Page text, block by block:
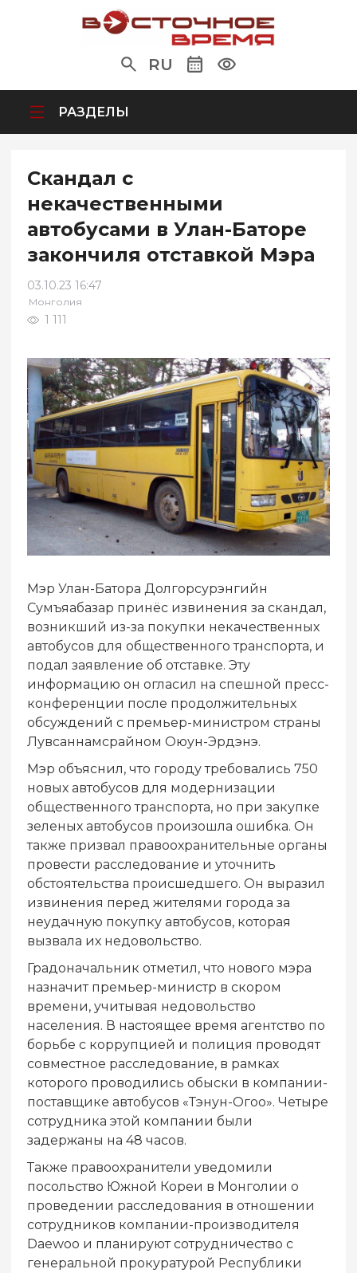
RU
РАЗДЕЛЫ
Скандал с
некачественными
автобусами в Улан-Баторе
закончиля отставкой Мэра
03.10.23 16:47
Монголия
1 111
Мэр Улан-Батора Долгорсурэнгийн
Сумъяабазар принёс извинения за скандал,
возникший из-за покупки некачественных
автобусов для общественного транспорта, и
подал заявление об отставке. Эту
информацию он огласил на спешной пресс-
конференции после продолжительных
обсуждений с премьер-министром страны
Лувсаннамсрайном Оюун-Эрдэнэ.
Мэр объяснил, что городу требовались 750
новых автобусов для модернизации
общественного транспорта, но при закупке
зеленых автобусов произошла ошибка. Он
также призвал правоохранительные органы
провести расследование и уточнить
обстоятельства происшедшего. Он выразил
извинения перед жителями города за
неудачную покупку автобусов, которая
вызвала их недовольство.
Градоначальник отметил, что нового мэра
назначит премьер-министр в скором
времени, учитывая недовольство
населения. В настоящее время агентство по
борьбе с коррупцией и полиция проводят
совместное расследование, в рамках
которого проводились обыски в компании-
поставщике автобусов «Тэнун-Огоо». Четыре
сотрудника этой компании были
задержаны на 48 часов.
Также правоохранители уведомили
посольство Южной Кореи в Монголии о
проведении расследования в отношении
сотрудников компании-производителя
Daewoo и планируют сотрудничество с
генеральной прокуратурой Республики